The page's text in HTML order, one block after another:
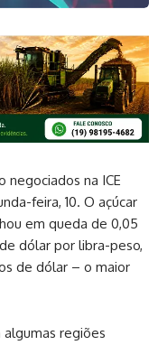
na ICE
feira, 10. O açúcar
em queda de 0,05
dólar por libra-peso,
de dólar – o maior
regiões